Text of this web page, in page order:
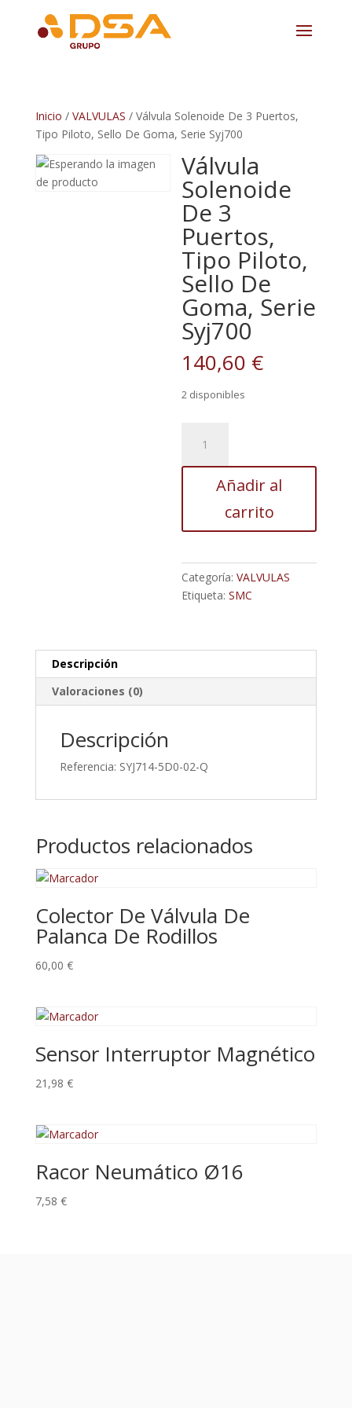
Inicio / VALVULAS / Válvula Solenoide De 3 Puertos,
Tipo Piloto, Sello De Goma, Serie Syj700
Válvula
Solenoide
De 3
Puertos,
Tipo Piloto,
Sello De
Goma, Serie
Syj700
140,60 €
2 disponibles
Solenoide
De
De
Goma,
cantidad
Añadir al
carrito
Categoría:VALVULAS
Etiqueta:SMC
Descripción
Valoraciones (0)
Descripción
Referencia: SYJ714-5D0-02-Q
Productos relacionados
Colector De Válvula De
Palanca De Rodillos
60,00 €
Sensor Interruptor Magnético
21,98 €
Racor Neumático Ø16
7,58 €